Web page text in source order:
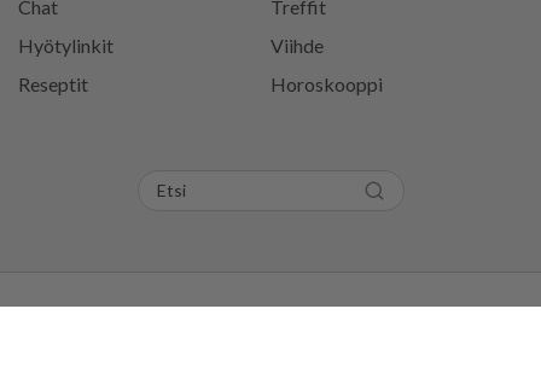
Chat
Treffit
Hyötylinkit
Viihde
Reseptit
Horoskooppi